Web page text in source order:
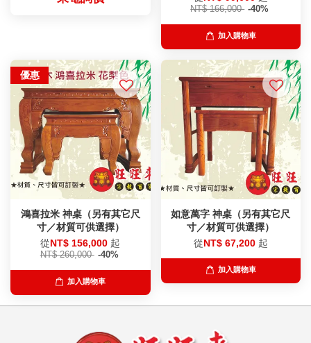
NT$ 166,000 -40%
加入購物車
優惠
鴻喜拉米 神桌（另有其它尺
寸／材質可供選擇）
從NT$ 156,000 起
NT$ 260,000 -40%
加入購物車
如意萬字 神桌（另有其它尺
寸／材質可供選擇）
從NT$ 67,200 起
加入購物車